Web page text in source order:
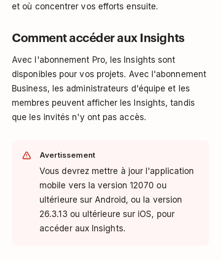
et où concentrer vos efforts ensuite.
Comment accéder aux Insights
Avec l'abonnement Pro, les Insights sont
disponibles pour vos projets. Avec l'abonnement
Business, les administrateurs d'équipe et les
membres peuvent afficher les Insights, tandis
que les invités n'y ont pas accès.
Avertissement
Vous devrez mettre à jour l'application
mobile vers la version 12070 ou
ultérieure sur Android, ou la version
26.3.13 ou ultérieure sur iOS, pour
accéder aux Insights.